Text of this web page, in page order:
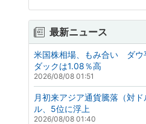
最新ニュース
米国株相場、もみ合い ダウ
ダックは1.08％高
2026/08/08 01:51
月初来アジア通貨騰落（対
ル、5位に浮上
2026/08/08 01:40